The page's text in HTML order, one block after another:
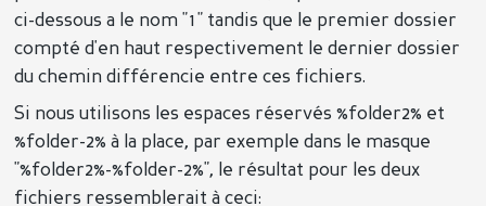
ci-dessous a le nom "1" tandis que le premier dossier
compté d'en haut respectivement le dernier dossier
du chemin différencie entre ces fichiers.
Si nous utilisons les espaces réservés %folder2% et
%folder-2% à la place, par exemple dans le masque
"%folder2%-%folder-2%", le résultat pour les deux
fichiers ressemblerait à ceci: